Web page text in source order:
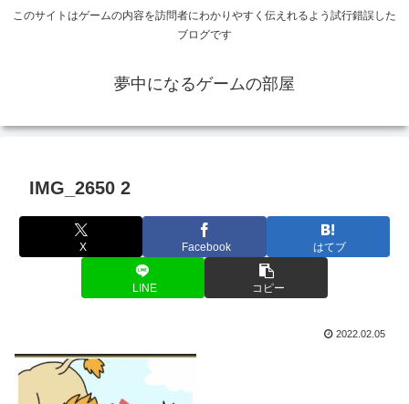
このサイトはゲームの内容を訪問者にわかりやすく伝えれるよう試行錯誤した
ブログです
夢中になるゲームの部屋
IMG_2650 2
X Facebook はてブ
LINE コピー
2022.02.05